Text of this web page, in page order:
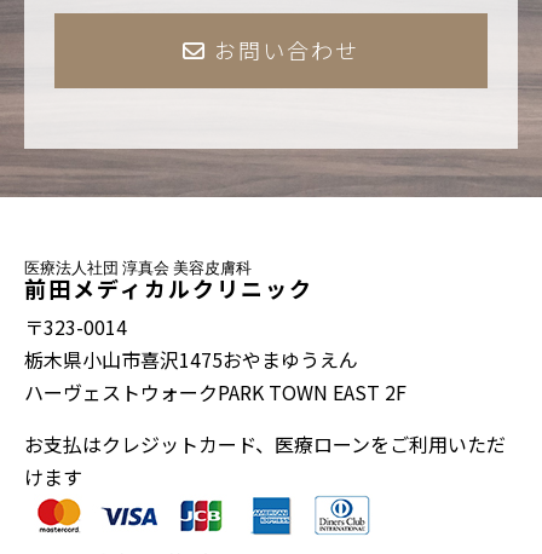
お問い合わせ
医療法人社団 淳真会 美容皮膚科
前田メディカルクリニック
〒323-0014
栃木県小山市喜沢1475おやまゆうえん
ハーヴェストウォークPARK TOWN EAST 2F
お支払はクレジットカード、医療ローンをご利用いただ
けます